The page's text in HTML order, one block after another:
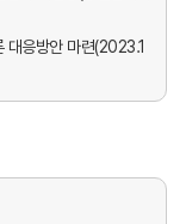
대응방안 마련(2023.1